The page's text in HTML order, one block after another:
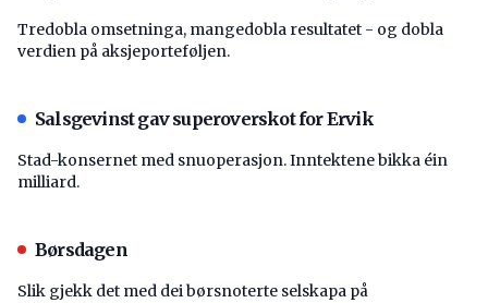
Tredobla omsetninga, mangedobla resultatet - og dobla
verdien på aksjeporteføljen.
Salsgevinst gav superoverskot for Ervik
Stad-konsernet med snuoperasjon. Inntektene bikka éin
milliard.
Børsdagen
Slik gjekk det med dei børsnoterte selskapa på